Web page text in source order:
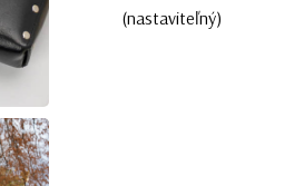
(nastaviteľný)